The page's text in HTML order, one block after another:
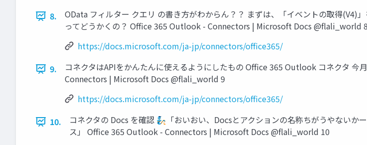
8.
OData フィルター クエリ の書き方がわからん？？ まずは、「イベントの取得(V4)
ってどうかくの？ Office 365 Outlook - Connectors | Microsoft Docs @flali_world 8
https://docs.microsoft.com/ja-jp/connectors/office365/
9.
コネクタはAPIをかんたんに使えるようにしたもの Office 365 Outlook コネクタ
Connectors | Microsoft Docs @flali_world 9
https://docs.microsoft.com/ja-jp/connectors/office365/
10.
コネクタの Docs を確認 🧞「おいおい、Docsとアクションの名称ちがうやない
ス」 Office 365 Outlook - Connectors | Microsoft Docs @flali_world 10